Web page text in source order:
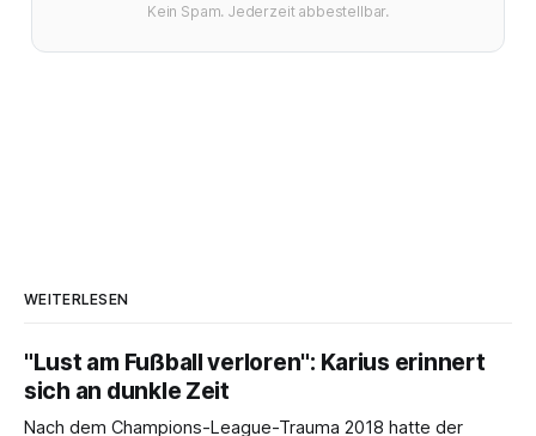
Kein Spam. Jederzeit abbestellbar.
WEITERLESEN
"Lust am Fußball verloren": Karius erinnert
sich an dunkle Zeit
Nach dem Champions-League-Trauma 2018 hatte der